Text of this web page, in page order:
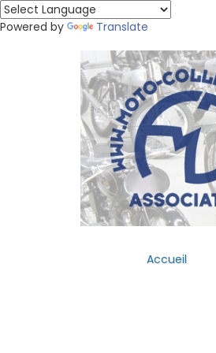
Powered by Translate
Accueil